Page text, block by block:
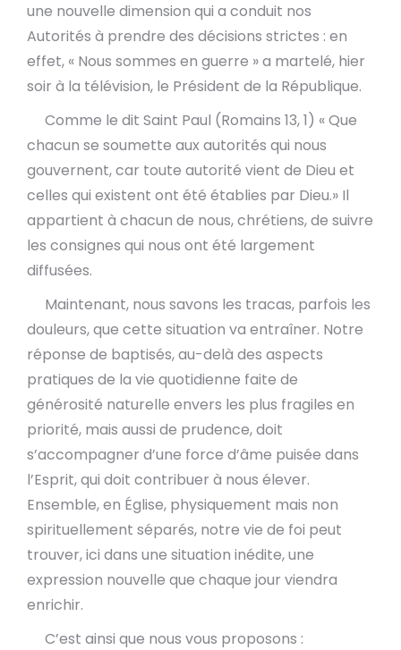
une nouvelle dimension qui a conduit nos
Autorités à prendre des décisions strictes : en
effet, « Nous sommes en guerre » a martelé, hier
soir à la télévision, le Président de la République.
Comme le dit Saint Paul (Romains 13, 1) « Que
chacun se soumette aux autorités qui nous
gouvernent, car toute autorité vient de Dieu et
celles qui existent ont été établies par Dieu.» Il
appartient à chacun de nous, chrétiens, de suivre
les consignes qui nous ont été largement
diffusées.
Maintenant, nous savons les tracas, parfois les
douleurs, que cette situation va entraîner. Notre
réponse de baptisés, au-delà des aspects
pratiques de la vie quotidienne faite de
générosité naturelle envers les plus fragiles en
priorité, mais aussi de prudence, doit
s’accompagner d’une force d’âme puisée dans
l’Esprit, qui doit contribuer à nous élever.
Ensemble, en Église, physiquement mais non
spirituellement séparés, notre vie de foi peut
trouver, ici dans une situation inédite, une
expression nouvelle que chaque jour viendra
enrichir.
C’est ainsi que nous vous proposons :